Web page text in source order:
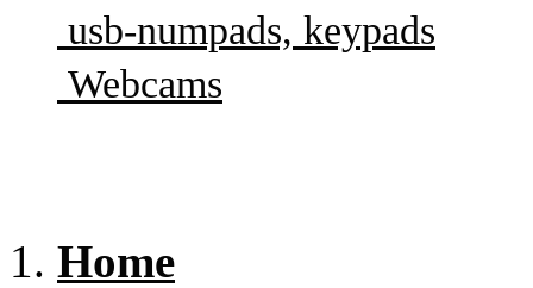
usb-numpads, keypads
Webcams
Home